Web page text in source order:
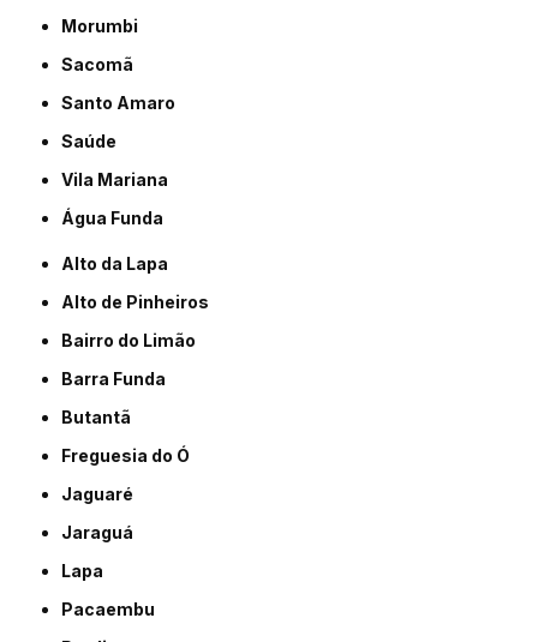
Morumbi
Sacomã
Santo Amaro
Saúde
Vila Mariana
Água Funda
Alto da Lapa
Alto de Pinheiros
Bairro do Limão
Barra Funda
Butantã
Freguesia do Ó
Jaguaré
Jaraguá
Lapa
Pacaembu